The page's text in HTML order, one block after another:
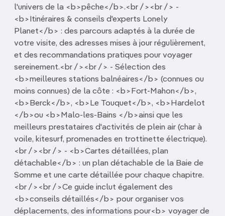
l'univers de la <b>pêche</b>.<br /><br /> -
<b>Itinéraires & conseils d'experts Lonely
Planet</b> : des parcours adaptés à la durée de
votre visite, des adresses mises à jour régulièrement,
et des recommandations pratiques pour voyager
sereinement.<br /><br /> - Sélection des
<b>meilleures stations balnéaires</b> (connues ou
moins connues) de la côte : <b>Fort-Mahon</b>,
<b>Berck</b>, <b>Le Touquet</b>, <b>Hardelot
</b>ou <b>Malo-les-Bains </b>ainsi que les
meilleurs prestataires d'activités de plein air (char à
voile, kitesurf, promenades en trottinette électrique).
<br /><br /> - <b>Cartes détaillées, plan
détachable</b> : un plan détachable de la Baie de
Somme et une carte détaillée pour chaque chapitre.
<br /><br />Ce guide inclut également des
<b>conseils détaillés</b> pour organiser vos
déplacements, des informations pour<b> voyager de